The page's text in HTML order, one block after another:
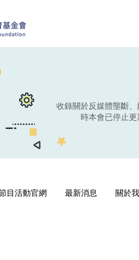
收錄關於反媒體壟斷
時本會已停止更
目活動官網 最新消息 關於